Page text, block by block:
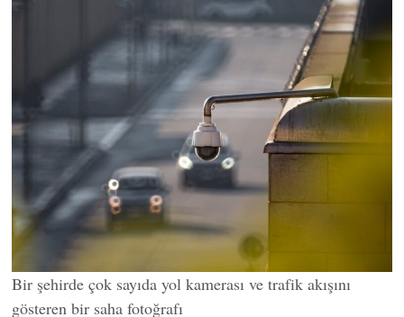
Bir şehirde çok sayıda yol kamerası ve trafik akışını
gösteren bir saha fotoğrafı